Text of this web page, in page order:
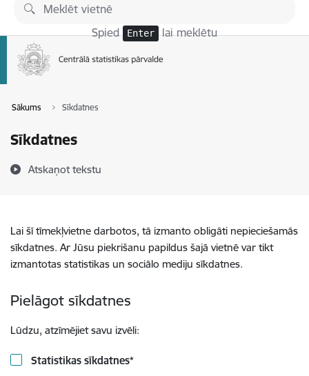
Pāriet uz lapas saturu
Spied Enter lai meklētu
Sākums Sīkdatnes
Sīkdatnes
Atskaņot tekstu
Lai šī tīmekļvietne darbotos, tā izmanto obligāti nepieciešamās
sīkdatnes. Ar Jūsu piekrišanu papildus šajā vietnē var tikt
izmantotas statistikas un sociālo mediju sīkdatnes.
Pielāgot sīkdatnes
Lūdzu, atzīmējiet savu izvēli:
Statistikas sīkdatnes*